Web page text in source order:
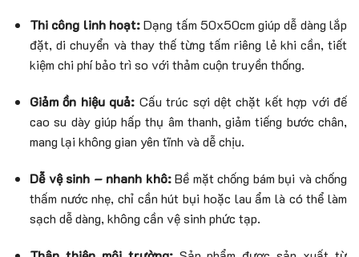
Thi công linh hoạt:Dạng tấm 50x50cm giúp dễ dàng lắp
đặt, di chuyển và thay thế từng tấm riêng lẻ khi cần, tiết
kiệm chi phí bảo trì so với thảm cuộn truyền thống.
Giảm ồn hiệu quả: Cấu trúc sợi dệt chặt kết hợp với đế
cao su dày giúp hấp thụ âm thanh, giảm tiếng bước chân,
mang lại không gian yên tĩnh và dễ chịu.
Dễ vệ sinh – nhanh khô:Bề mặt chống bám bụi và chống
thấm nước nhẹ, chỉ cần hút bụi hoặc lau ẩm là có thể làm
sạch dễ dàng, không cần vệ sinh phức tạp.